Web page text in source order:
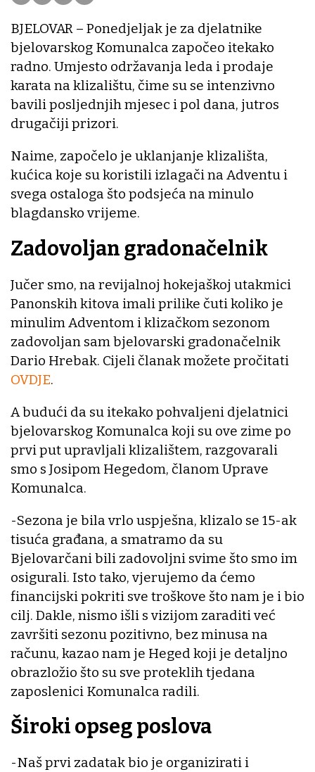
BJELOVAR – Ponedjeljak je za djelatnike
bjelovarskog Komunalca započeo itekako
radno. Umjesto održavanja leda i prodaje
karata na klizalištu, čime su se intenzivno
bavili posljednjih mjesec i pol dana, jutros
drugačiji prizori.
Naime, započelo je uklanjanje klizališta,
kućica koje su koristili izlagači na Adventu i
svega ostaloga što podsjeća na minulo
blagdansko vrijeme.
Zadovoljan gradonačelnik
Jučer smo, na revijalnoj hokejaškoj utakmici
Panonskih kitova imali prilike čuti koliko je
minulim Adventom i klizačkom sezonom
zadovoljan sam bjelovarski gradonačelnik
Dario Hrebak. Cijeli članak možete pročitati
OVDJE.
A budući da su itekako pohvaljeni djelatnici
bjelovarskog Komunalca koji su ove zime po
prvi put upravljali klizalištem, razgovarali
smo s Josipom Hegedom, članom Uprave
Komunalca.
-Sezona je bila vrlo uspješna, klizalo se 15-ak
tisuća građana, a smatramo da su
Bjelovarčani bili zadovoljni svime što smo im
osigurali. Isto tako, vjerujemo da ćemo
financijski pokriti sve troškove što nam je i bio
cilj. Dakle, nismo išli s vizijom zaraditi već
završiti sezonu pozitivno, bez minusa na
računu, kazao nam je Heged koji je detaljno
obrazložio što su sve proteklih tjedana
zaposlenici Komunalca radili.
Široki opseg poslova
-Naš prvi zadatak bio je organizirati i